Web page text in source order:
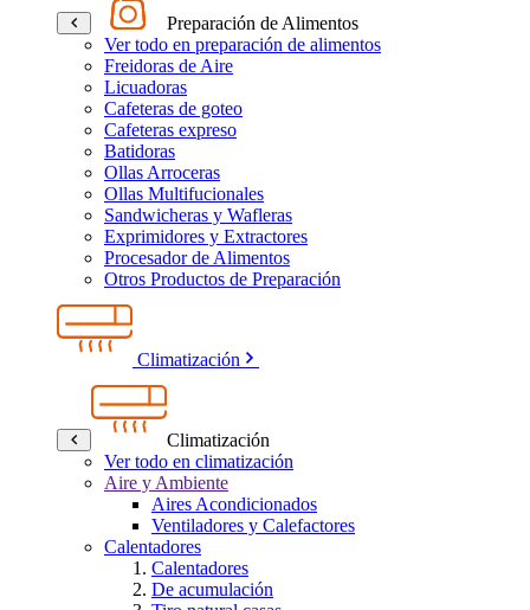
Preparación de Alimentos
Ver todo en preparación de alimentos
Freidoras de Aire
Licuadoras
Cafeteras de goteo
Cafeteras expreso
Batidoras
Ollas Arroceras
Ollas Multifucionales
Sandwicheras y Wafleras
Exprimidores y Extractores
Procesador de Alimentos
Otros Productos de Preparación
Climatización
Climatización
Ver todo en climatización
Aire y Ambiente
Aires Acondicionados
Ventiladores y Calefactores
Calentadores
Calentadores
De acumulación